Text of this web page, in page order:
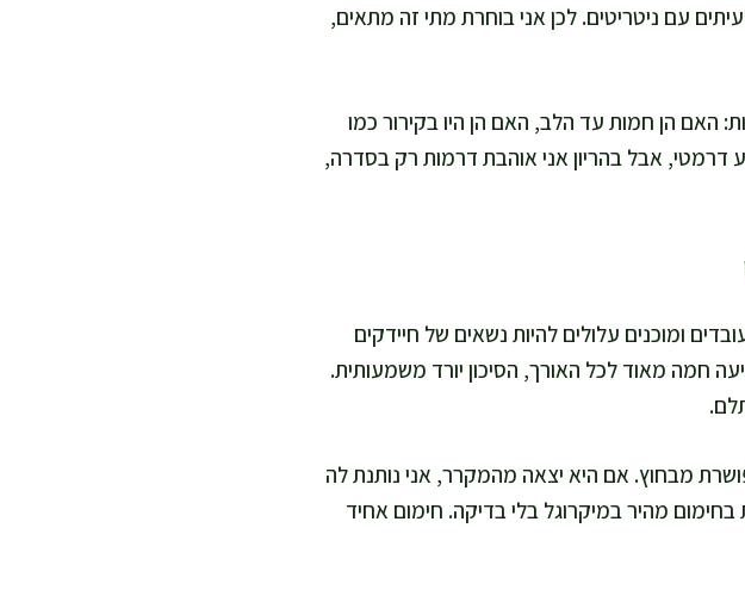
עם ניטריטים. לכן אני בוחרת מתי זה מתאים,
האם הן חמות עד הלב, האם הן היו בקירור כמו
דרמטי, אבל בהריון אני אוהבת דרמות רק בסדרה,
ומוכנים עלולים להיות נשאים של חיידקים
חמה מאוד לכל האורך, הסיכון יורד משמעותית.
מבחוץ. אם היא יצאה מהמקרר, אני נותנת לה
מהיר במיקרוגל בלי בדיקה. חימום אחיד